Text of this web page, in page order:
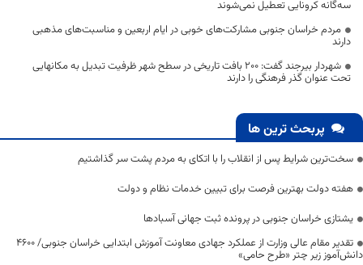
سه‌گانه کرونایی تعطیل نمی‌شوند
مردم خراسان جنوبی مشارکت‌های خوبی در ایام اربعین و مناسبت‌های مذهبی
دارند
شهردار بیرجند گفت: 200 بافت تاریخی در سطح شهر ظرفیت تبدیل به مکانهایی
تحت عنوان گذر فرهنگی را دارند
پربحث ترین ها
سخت‌ترین شرایط پس از انقلاب را با اتکای به مردم پشت سر گذاشتیم
هفته دولت بهترین فرصت برای تبیین خدمات نظام و دولت
یشتازی خراسان جنوبی در پرونده ثبت جهانی آسبادها
تقدیر مقام عالی وزارت از عملکرد جهادی معاونت آموزش ابتدایی خراسان جنوبی/ ۴۶۰۰
دانش‌آموز زیر چتر «طرح حامی»